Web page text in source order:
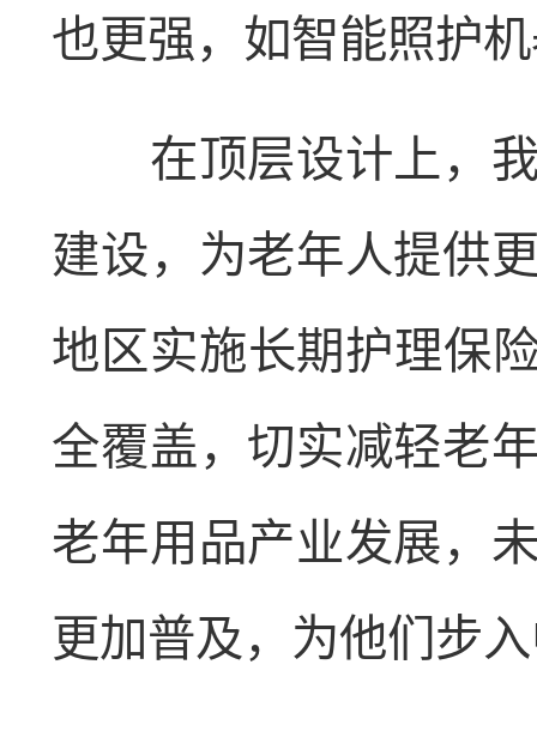
也更强，如智能照护
在顶层设计上，我
建设，为老年人提供
地区实施长期护理保
全覆盖，切实减轻老
老年用品产业发展，
更加普及，为他们步